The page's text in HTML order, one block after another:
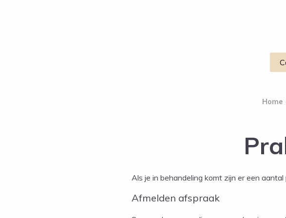
Home
Als je in behandeling komt zijn er een
Afmelden afspraak